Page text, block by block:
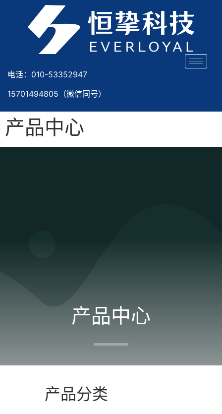
电话：010-53352947
15701494805（微信同号）
产品中心
产品中心
产品分类